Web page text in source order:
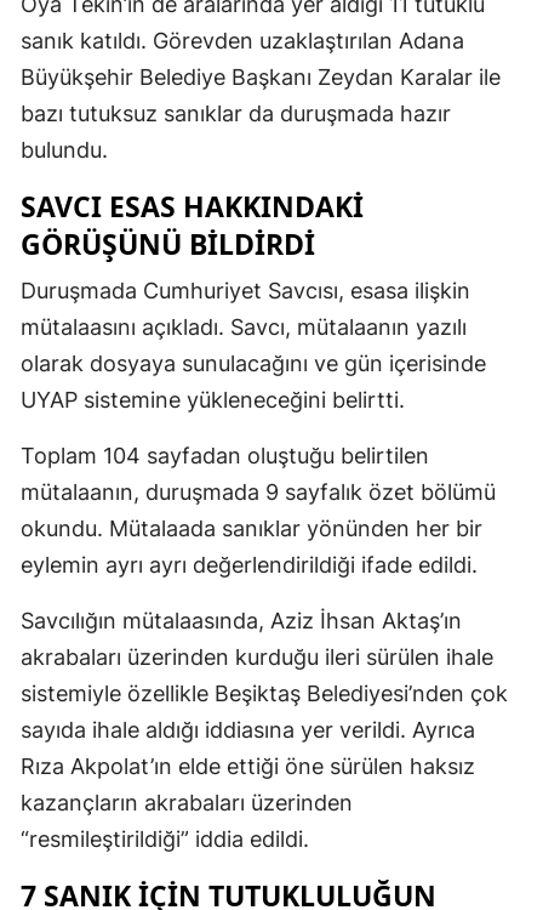
sanık katıldı. Görevden uzaklaştırılan Adana
Büyükşehir Belediye Başkanı Zeydan Karalar ile
bazı tutuksuz sanıklar da duruşmada hazır
bulundu.
SAVCI ESAS HAKKINDAKI
GÖRÜŞÜNÜ BILDIRDI
Duruşmada Cumhuriyet Savcısı, esasa ilişkin
mütalaasını açıkladı. Savcı, mütalaanın yazılı
olarak dosyaya sunulacağını ve gün içerisinde
UYAP sistemine yükleneceğini belirtti.
Toplam 104 sayfadan oluştuğu belirtilen
mütalaanın, duruşmada 9 sayfalık özet bölümü
okundu. Mütalaada sanıklar yönünden her bir
eylemin ayrı ayrı değerlendirildiği ifade edildi.
Savcılığın mütalaasında, Aziz İhsan Aktaş’ın
akrabaları üzerinden kurduğu ileri sürülen ihale
sistemiyle özellikle Beşiktaş Belediyesi’nden çok
sayıda ihale aldığı iddiasına yer verildi. Ayrıca
Rıza Akpolat’ın elde ettiği öne sürülen haksız
kazançların akrabaları üzerinden
“resmileştirildiği” iddia edildi.
7 SANIK İÇIN TUTUKLULUĞUN